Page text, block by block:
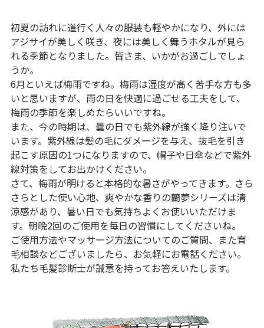
初夏の訪れに道行く人々の服装も軽やかになり、外には
アジサイが美しく咲き、夜には美しく舞うホタルが見ら
れる季節となりました。皆さま、いかがお過ごしでしょ
うか。
6月といえば梅雨ですね。梅雨は湿度が高く苦手な方も多
いと思いますが、雨の日を快適に過ごせる工夫をして、
梅雨の季節を楽しめたらいいですね。
また、今の時期は、曇の日でも紫外線が強く降り注いで
います。紫外線は髪の毛にダメージを与え、抜毛を引き
起こす原因の1つになりますので、帽子や日傘などで紫外
線対策をしてお出かけください。
さて、梅雨が明けると本格的な暑さがやってきます。さら
さらとした使い心地、爽やかな香りの蘭夢シリーズは清
涼感があり、暑い日でも気持ちよくお使いいただけま
す。朝晩2回のご使用を毎日の習慣にしてくださいね。
ご使用方法やマッサージ方法についてのご質問、また育
毛相談などございましたら、お気軽にお電話ください。
私たち毛髪診断士が誠意を持ってお答えいたします。